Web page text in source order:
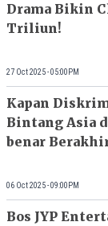
Drama Bikin
Triliun!
27 Oct 2025 - 05:00PM
Kapan
Bintang Asia
benar
06 Oct 2025 - 09:00PM
Bos JYP